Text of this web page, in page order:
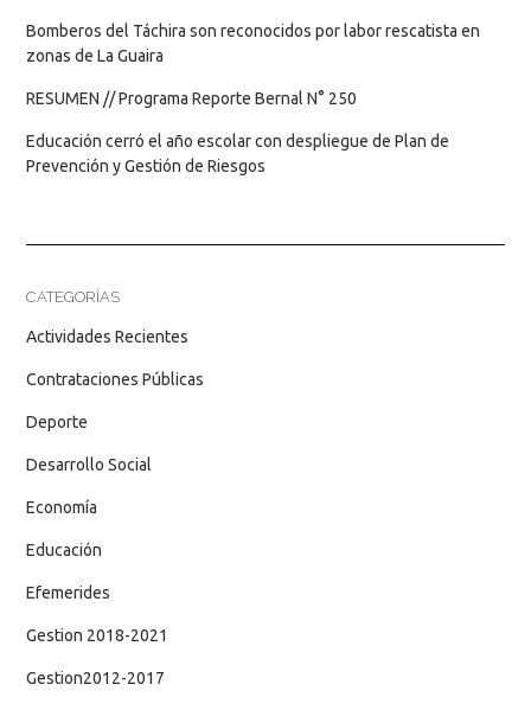
Bomberos del Táchira son reconocidos por labor rescatista en
zonas de La Guaira
RESUMEN // Programa Reporte Bernal N° 250
Educación cerró el año escolar con despliegue de Plan de
Prevención y Gestión de Riesgos
CATEGORÍAS
Actividades Recientes
Contrataciones Públicas
Deporte
Desarrollo Social
Economía
Educación
Efemerides
Gestion 2018-2021
Gestion2012-2017